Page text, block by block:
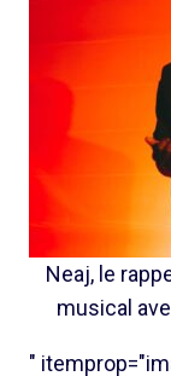
Neaj, le
musical
"